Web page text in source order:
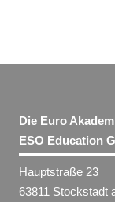
Die Euro
ESO Education
Hauptstraße 23
63811 Stockstadt